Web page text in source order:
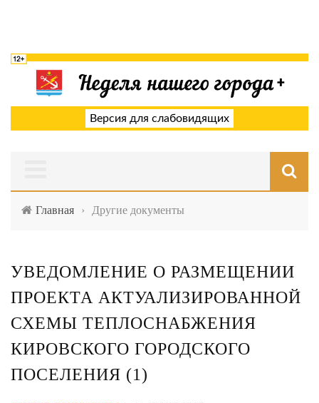
Версия для слабовидящих
Главная › Другие документы
УВЕДОМЛЕНИЕ О РАЗМЕЩЕНИИ
ПРОЕКТА АКТУАЛИЗИРОВАННОЙ
СХЕМЫ ТЕПЛОСНАБЖЕНИЯ
КИРОВСКОГО ГОРОДСКОГО
ПОСЕЛЕНИЯ (1)